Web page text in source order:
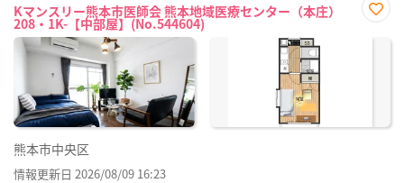
Kマンスリー熊本市医師会 熊本地域医療センター（本庄）
208・1K-【中部屋】(No.544604)
に入
熊本市中央区
情報更新日 2026/08/09 16:23